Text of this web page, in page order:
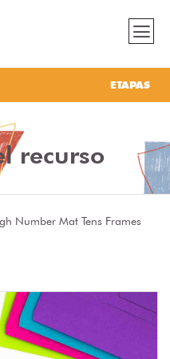
ETAPAS
recurso
Number Mat Tens Frames